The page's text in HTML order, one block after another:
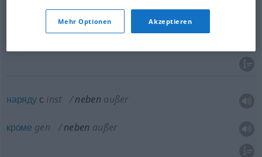
gen nebenwohin?
наряду с inst neben außer
кроме gen neben außer
Mehr Optionen Akzeptieren